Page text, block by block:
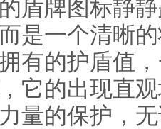
盾牌图标静
是一个清晰
有的护盾值
它的出现直
量的保护，